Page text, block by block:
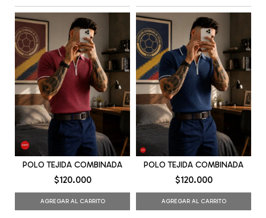
POLO TEJIDA COMBINADA
$120.000
AGREGAR AL CARRITO
POLO TEJIDA COMBINADA
$120.000
AGREGAR AL CARRITO